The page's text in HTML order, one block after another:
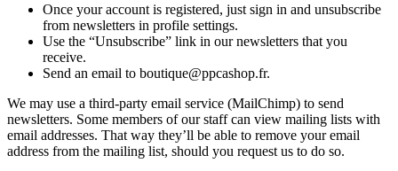
Once your account is registered, just sign in and unsubscribe
from newsletters in profile settings.
Use the “Unsubscribe” link in our newsletters that you
receive.
Send an email to boutique@ppcashop.fr.
We may use a third-party email service (MailChimp) to send
newsletters. Some members of our staff can view mailing lists with
email addresses. That way they’ll be able to remove your email
address from the mailing list, should you request us to do so.